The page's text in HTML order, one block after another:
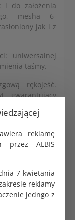
reklamę
przez ALBIS
7 kwietania
reklamy
jedngo z
w kształcie Y
i do założenia
mesha 6-
jak i z
uniwersalnej
taśmy.
rękojeść.
gwarantujący
może być
Otwór do
TOT;